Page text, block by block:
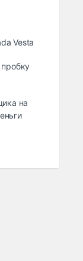
Vesta
на